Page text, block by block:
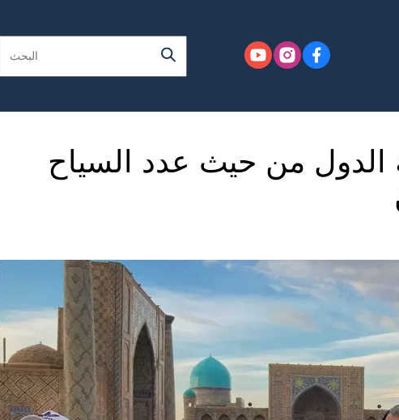
الدول من حيث عدد السياح